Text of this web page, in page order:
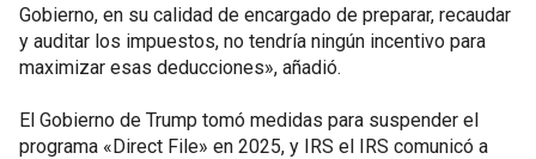
Gobierno, en su calidad de encargado de preparar, recaudar
y auditar los impuestos, no tendría ningún incentivo para
maximizar esas deducciones», añadió.
El Gobierno de Trump tomó medidas para suspender el
programa «Direct File» en 2025, y IRS el IRS comunicó a